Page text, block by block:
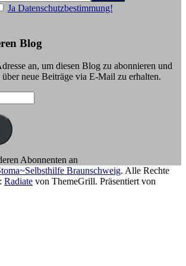
Ja Datenschutzbestimmung!
Blog
an, um diesen Blog zu abonnieren und
neue Beiträge via E-Mail zu erhalten.
Abonnenten an
Braunschweig. Alle Rechte
Radiate von ThemeGrill. Präsentiert von